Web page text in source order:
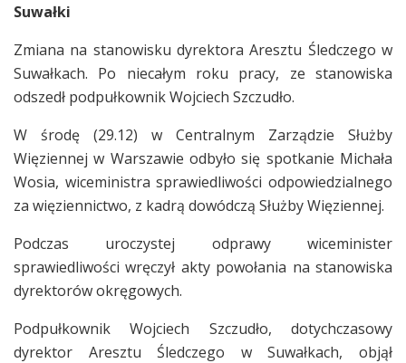
Suwałki
Zmiana na stanowisku dyrektora Aresztu Śledczego w
Suwałkach. Po niecałym roku pracy, ze stanowiska
odszedł podpułkownik Wojciech Szczudło.
W środę (29.12) w Centralnym Zarządzie Służby
Więziennej w Warszawie odbyło się spotkanie Michała
Wosia, wiceministra sprawiedliwości odpowiedzialnego
za więziennictwo, z kadrą dowódczą Służby Więziennej.
Podczas uroczystej odprawy wiceminister
sprawiedliwości wręczył akty powołania na stanowiska
dyrektorów okręgowych.
Podpułkownik Wojciech Szczudło, dotychczasowy
dyrektor Aresztu Śledczego w Suwałkach, objął